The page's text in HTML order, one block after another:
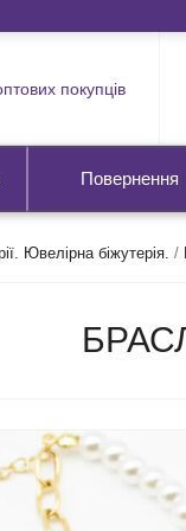
покупців
Повернення
Ювелірна біжутерія. /